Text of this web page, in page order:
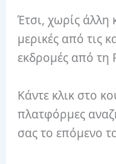
Έτσι, χωρίς άλλη
μερικές από τις
εκδρομές από τη
Κάντε κλικ στο
πλατφόρμες
σας το επόμενο